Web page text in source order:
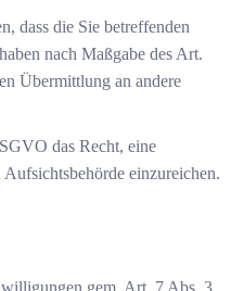
dass die Sie betreffenden
nach Maßgabe des Art.
Übermittlung an andere
das Recht, eine
einzureichen.
gem. Art. 7 Abs. 3